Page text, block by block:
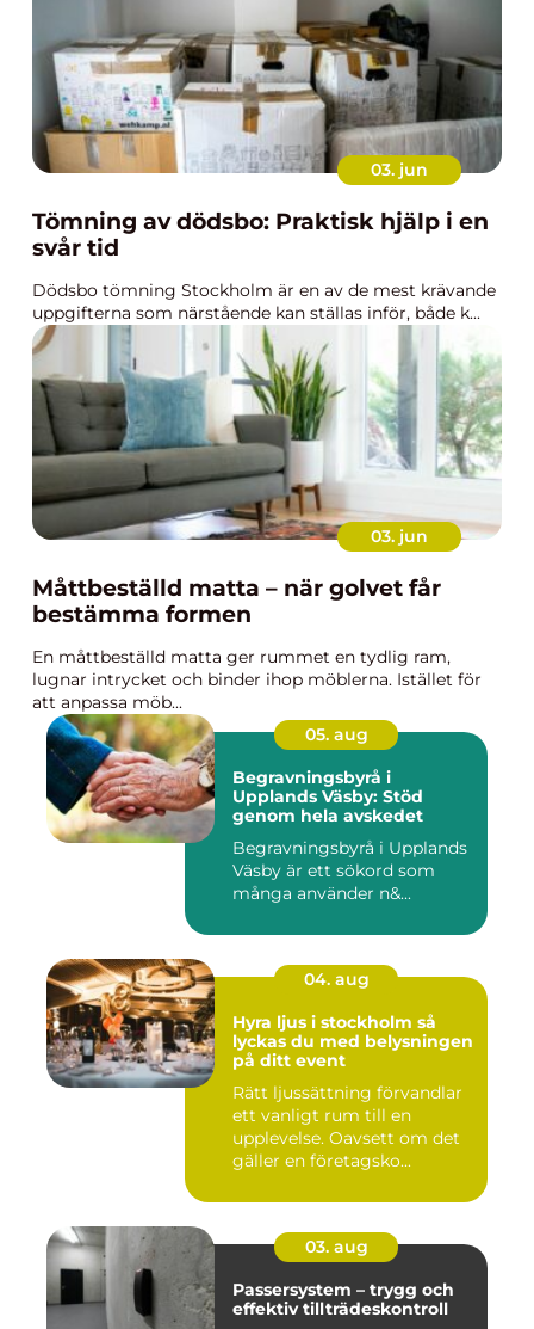
03. jun
Tömning av dödsbo: Praktisk hjälp i en
svår tid
Dödsbo tömning Stockholm är en av de mest krävande
uppgifterna som närstående kan ställas inför, både k...
03. jun
Måttbeställd matta – när golvet får
bestämma formen
En måttbeställd matta ger rummet en tydlig ram,
lugnar intrycket och binder ihop möblerna. Istället för
att anpassa möb...
05. aug
Begravningsbyrå i
Upplands Väsby: Stöd
genom hela avskedet
Begravningsbyrå i Upplands
Väsby är ett sökord som
många använder n&...
04. aug
Hyra ljus i stockholm så
lyckas du med belysningen
på ditt event
Rätt ljussättning förvandlar
ett vanligt rum till en
upplevelse. Oavsett om det
gäller en företagsko...
03. aug
Passersystem – trygg och
effektiv tillträdeskontroll